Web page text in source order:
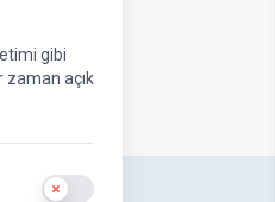
gibi
zaman açık
Use setting